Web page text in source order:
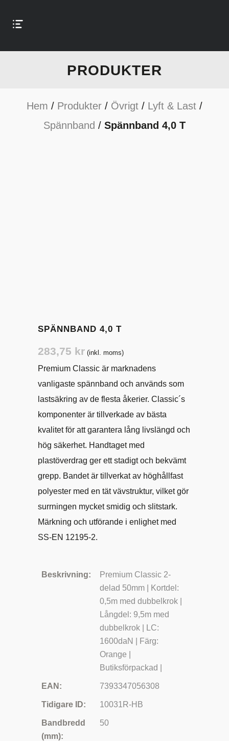
PRODUKTER
Hem / Produkter / Övrigt / Lyft & Last /
Spännband / Spännband 4,0 T
SPÄNNBAND 4,0 T
283,75 kr (inkl. moms)
Premium Classic är marknadens
vanligaste spännband och används som
lastsäkring av de flesta åkerier. Classic´s
komponenter är tillverkade av bästa
kvalitet för att garantera lång livslängd och
hög säkerhet. Handtaget med
plastöverdrag ger ett stadigt och bekvämt
grepp. Bandet är tillverkat av höghållfast
polyester med en tät vävstruktur, vilket gör
surrningen mycket smidig och slitstark.
Märkning och utförande i enlighet med
SS-EN 12195-2.
Beskrivning:
Premium Classic 2-
delad 50mm | Kortdel:
0,5m med dubbelkrok |
Långdel: 9,5m med
dubbelkrok | LC:
1600daN | Färg:
Orange |
Butiksförpackad |
EAN: 7393347056308
Tidigare ID: 10031R-HB
Bandbredd
(mm):
50